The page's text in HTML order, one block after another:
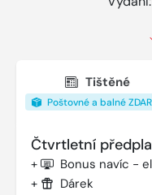
Tištěné
Poštovné a balné
Čtvrtletní
+ Bonus navíc -
+ Dárek